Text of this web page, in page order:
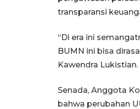
transparansi
“Di era ini
BUMN ini bisa
Kawendra Lukistian.
Senada, Anggota
bahwa perubahan